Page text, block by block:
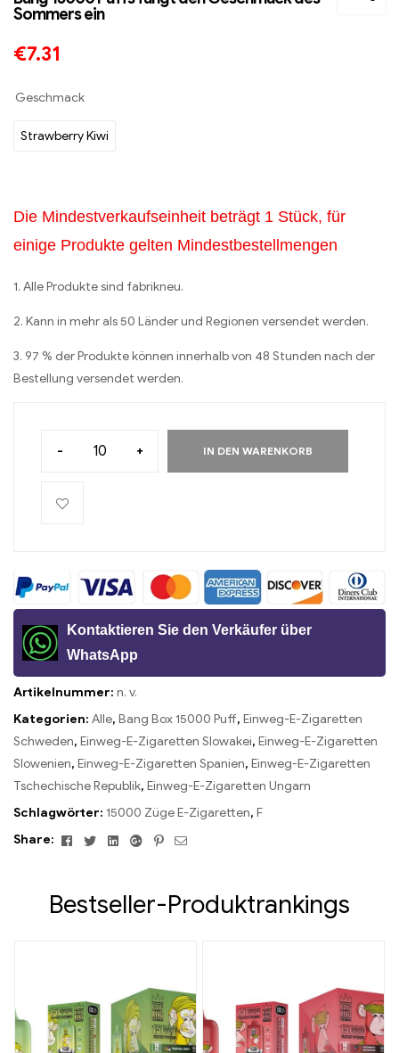
Sommers ein
€7.31
Geschmack
Strawberry Kiwi
Die Mindestverkaufseinheit beträgt 1 Stück, für
einige Produkte gelten Mindestbestellmengen
1. Alle Produkte sind fabrikneu.
2. Kann in mehr als 50 Länder und Regionen versendet werden.
3. 97 % der Produkte können innerhalb von 48 Stunden nach der
Bestellung versendet werden.
- + IN DEN WARENKORB
Kontaktieren Sie den Verkäufer über
WhatsApp
Artikelnummer: n. v.
Kategorien: Alle, Bang Box 15000 Puff, Einweg-E-Zigaretten
Schweden, Einweg-E-Zigaretten Slowakei, Einweg-E-Zigaretten
Slowenien, Einweg-E-Zigaretten Spanien, Einweg-E-Zigaretten
Tschechische Republik, Einweg-E-Zigaretten Ungarn
Schlagwörter: 15000 Züge E-Zigaretten, F
Share:
FacebookTwitterLinkedinGoogle+Pinterest
Email
Bestseller-Produktrankings